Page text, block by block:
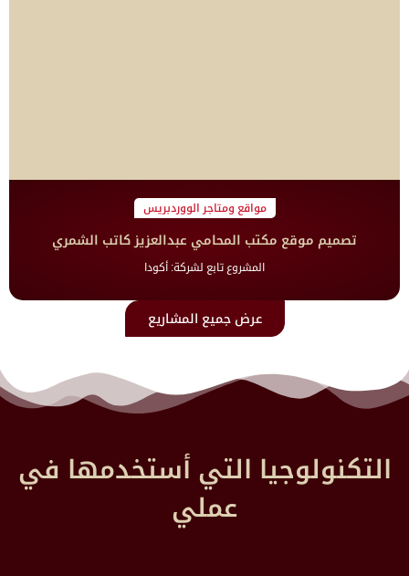
مواقع ومتاجر الووردبريس
تصميم موقع مكتب المحامي عبدالعزيز كاتب الشمري
المشروع تابع لشركة: أكودا
عرض جميع المشاريع
التكنولوجيا التي أستخدمها في
عملي